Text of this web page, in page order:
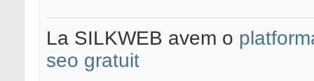
La SILKWEB avem o
seo gratuit